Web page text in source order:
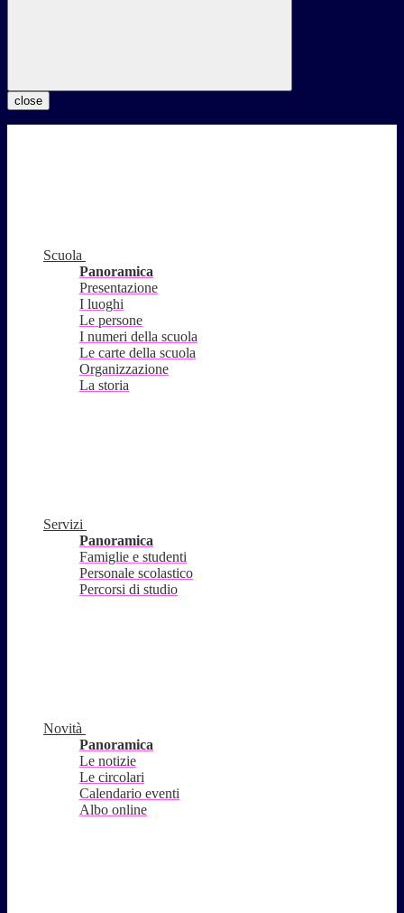
close
Scuola
Panoramica
Presentazione
I luoghi
Le persone
I numeri della scuola
Le carte della scuola
Organizzazione
La storia
Servizi
Panoramica
Famiglie e studenti
Personale scolastico
Percorsi di studio
Novità
Panoramica
Le notizie
Le circolari
Calendario eventi
Albo online